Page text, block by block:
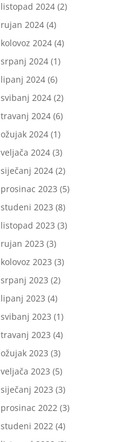
listopad 2024 (2)
rujan 2024 (4)
kolovoz 2024 (4)
srpanj 2024 (1)
lipanj 2024 (6)
svibanj 2024 (2)
travanj 2024 (6)
ožujak 2024 (1)
veljača 2024 (3)
siječanj 2024 (2)
prosinac 2023 (5)
studeni 2023 (8)
listopad 2023 (3)
rujan 2023 (3)
kolovoz 2023 (3)
srpanj 2023 (2)
lipanj 2023 (4)
svibanj 2023 (1)
travanj 2023 (4)
ožujak 2023 (3)
veljača 2023 (5)
siječanj 2023 (3)
prosinac 2022 (3)
studeni 2022 (4)